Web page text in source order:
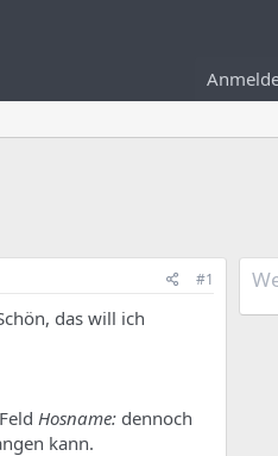
#1
das will ich
Hosname: dennoch
kann.